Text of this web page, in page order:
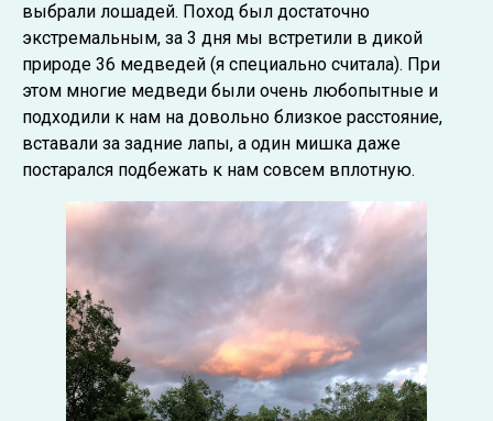
выбрали лошадей. Поход был достаточно
экстремальным, за 3 дня мы встретили в дикой
природе 36 медведей (я специально считала). При
этом многие медведи были очень любопытные и
подходили к нам на довольно близкое расстояние,
вставали за задние лапы, а один мишка даже
постарался подбежать к нам совсем вплотную.